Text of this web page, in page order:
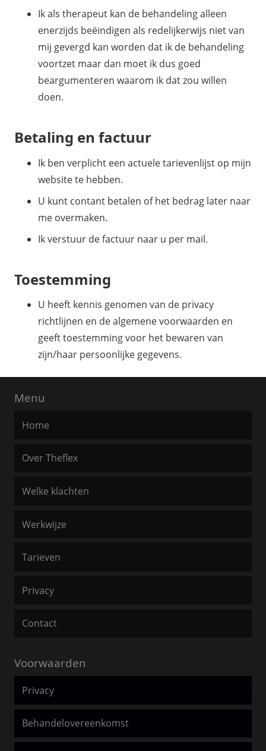
Ik als therapeut kan de behandeling alleen
enerzijds beëindigen als redelijkerwijs niet van
mij gevergd kan worden dat ik de behandeling
voortzet maar dan moet ik dus goed
beargumenteren waarom ik dat zou willen
doen.
Betaling en factuur
Ik ben verplicht een actuele tarievenlijst op mijn
website te hebben.
U kunt contant betalen of het bedrag later naar
me overmaken.
Ik verstuur de factuur naar u per mail.
Toestemming
U heeft kennis genomen van de privacy
richtlijnen en de algemene voorwaarden en
geeft toestemming voor het bewaren van
zijn/haar persoonlijke gegevens.
Menu
Home
Over Theflex
Welke klachten
Werkwijze
Tarieven
Privacy
Contact
Voorwaarden
Privacy
Behandelovereenkomst